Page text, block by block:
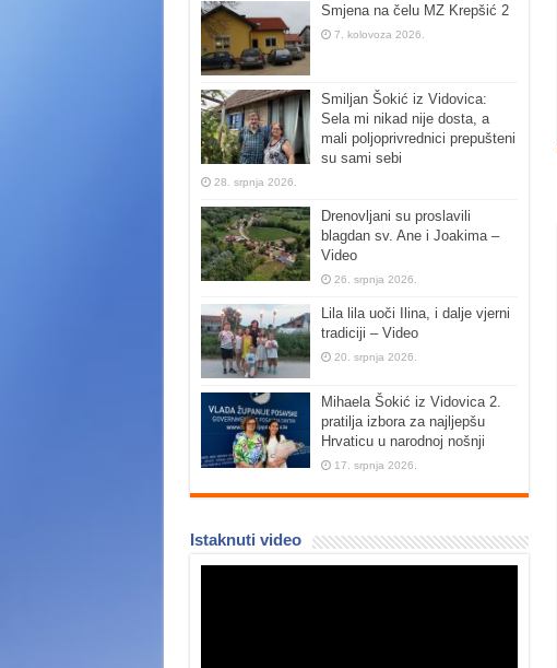
Smjena na čelu MZ Krepšić 2
7. kolovoza 2026.
Smiljan Šokić iz Vidovica:
Sela mi nikad nije dosta, a
mali poljoprivrednici prepušteni
su sami sebi
28. srpnja 2026.
Drenovljani su proslavili
blagdan sv. Ane i Joakima –
Video
26. srpnja 2026.
Lila lila uoči Ilina, i dalje vjerni
tradiciji – Video
20. srpnja 2026.
Mihaela Šokić iz Vidovica 2.
pratilja izbora za najljepšu
Hrvaticu u narodnoj nošnji
17. srpnja 2026.
Istaknuti video